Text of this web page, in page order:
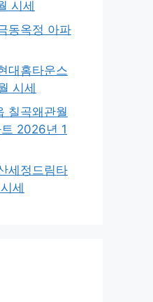
시세
동옥정 아파
대홈타운스
시세
칠곡왜관월
2026년 1
세정드림타
세